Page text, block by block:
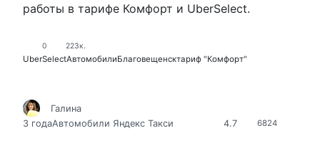
работы в тарифе Комфорт и UberSelect.
0 223к.
UberSelectАвтомобилиБлаговещенсктариф "Комфорт"
6824
4.7
Галина
3 годаАвтомобили Яндекс Такси